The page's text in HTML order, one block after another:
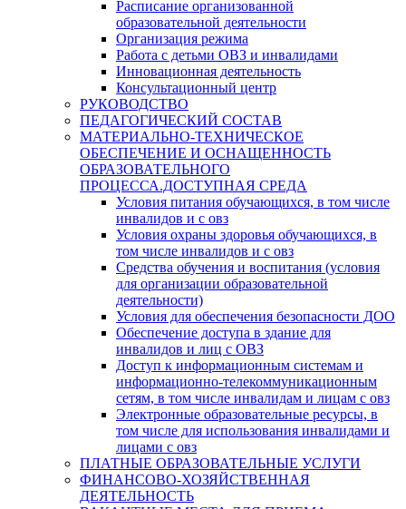
Расписание организованной
образовательной деятельности
Организация режима
Работа с детьми ОВЗ и инвалидами
Инновационная деятельность
Консультационный центр
РУКОВОДСТВО
ПЕДАГОГИЧЕСКИЙ СОСТАВ
МАТЕРИАЛЬНО-ТЕХНИЧЕСКОЕ
ОБЕСПЕЧЕНИЕ И ОСНАЩЕННОСТЬ
ОБРАЗОВАТЕЛЬНОГО
ПРОЦЕССА.ДОСТУПНАЯ СРЕДА
Условия питания обучающихся, в том числе
инвалидов и с овз
Условия охраны здоровья обучающихся, в
том числе инвалидов и с овз
Средства обучения и воспитания (условия
для организации образовательной
деятельности)
Условия для обеспечения безопасности ДОО
Обеспечение доступа в здание для
инвалидов и лиц с ОВЗ
Доступ к информационным системам и
информационно-телекоммуникационным
сетям, в том числе инвалидам и лицам с овз
Электронные образовательные ресурсы, в
том числе для использования инвалидами и
лицами с овз
ПЛАТНЫЕ ОБРАЗОВАТЕЛЬНЫЕ УСЛУГИ
ФИНАНСОВО-ХОЗЯЙСТВЕННАЯ
ДЕЯТЕЛЬНОСТЬ